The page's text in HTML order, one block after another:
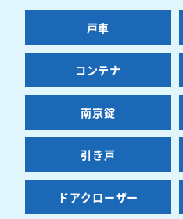
戸車
コンテナ
南京錠
引き戸
ドアクローザー